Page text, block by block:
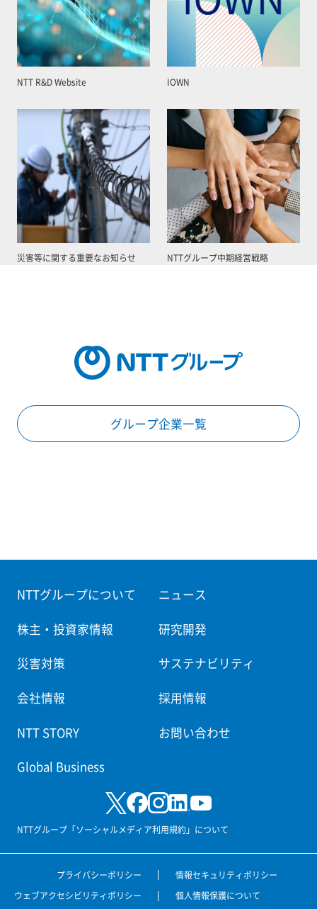
NTT R&D Website IOWN
災害等に関する重要なお知らせ NTTグループ中期経営戦略
グループ企業一覧
NTTグループについて ニュース
株主・投資家情報 研究開発
災害対策 サステナビリティ
会社情報 採用情報
NTT STORY お問い合わせ
Global Business
NTTグループ「ソーシャルメディア利用規約」について
プライバシーポリシー
情報セキュリティポリシー
ウェブアクセシビリティポリシー
個人情報保護について